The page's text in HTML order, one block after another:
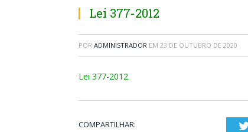
Lei 377-2012
POR ADMINISTRADOR EM 23 DE OUTUBRO DE 2020
Lei 377-2012
COMPARTILHAR: